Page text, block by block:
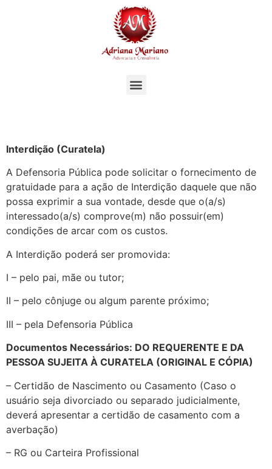
Interdição (Curatela)
A Defensoria Pública pode solicitar o fornecimento de
gratuidade para a ação de Interdição daquele que não
possa exprimir a sua vontade, desde que o(a/s)
interessado(a/s) comprove(m) não possuir(em)
condições de arcar com os custos.
A Interdição poderá ser promovida:
I – pelo pai, mãe ou tutor;
II – pelo cônjuge ou algum parente próximo;
III – pela Defensoria Pública
Documentos Necessários: DO REQUERENTE E DA
PESSOA SUJEITA À CURATELA (ORIGINAL E CÓPIA)
– Certidão de Nascimento ou Casamento (Caso o
usuário seja divorciado ou separado judicialmente,
deverá apresentar a certidão de casamento com a
averbação)
– RG ou Carteira Profissional